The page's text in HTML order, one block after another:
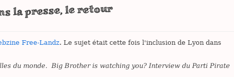
la presse, le retour
Free-Landz. Le sujet était cette fois l'inclusion de Lyon dans
du monde. Big Brother is watching you? Interview du Parti Pirate